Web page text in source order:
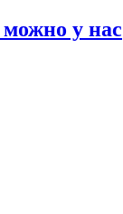
у нас